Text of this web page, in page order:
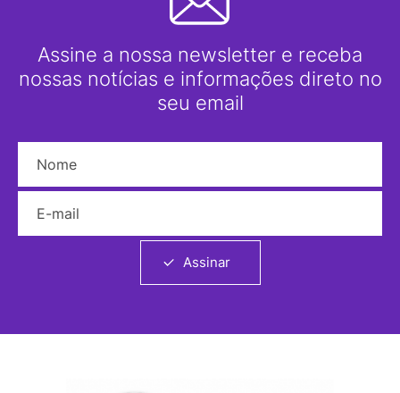
Assine a nossa newsletter e receba
nossas notícias e informações direto no
seu email
Assinar